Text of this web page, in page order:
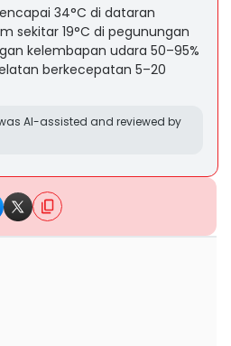
34°C di dataran
sekitar 19°C di pegunungan
kelembapan udara 50–95%
berkecepatan 5–20
AI-assisted and reviewed by